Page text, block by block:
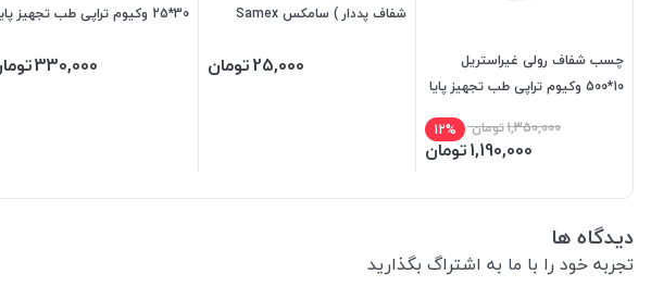
چسب شفاف رولی غیراستریل
10*500 وکیوم تراپی طب تجهیز پایا
1,350,000تومان 12%
1,190,000تومان
شفاف پددار ) سامکس Samex
25,000تومان
30*25 وکیوم تراپی طب تجهیز پایا
330,000
دیدگاه ها
تجربه خود را با ما به اشتراگ بگذارید